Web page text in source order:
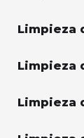
Limpieza
Limpieza
Limpieza